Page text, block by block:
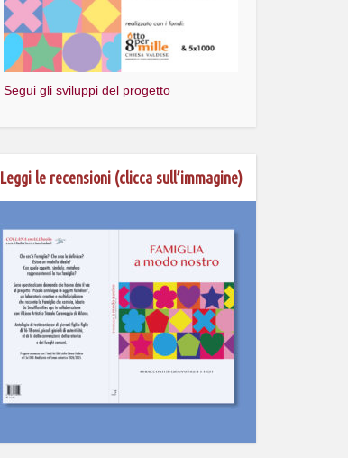
Segui gli sviluppi del progetto
Leggi le recensioni (clicca sull’immagine)